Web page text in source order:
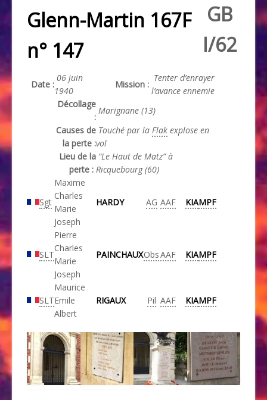
Glenn-Martin 167F
n° 147
GB
I/62
Date :
06 juin
1940
Mission :
Tenter d’enrayer
l’avance ennemie
Décollage
:
Marignane (13)
Causes de
la perte :
Touché par la Flak explose en
vol
Lieu de la
perte :
“Le Haut de Matz” à
Ricquebourg (60)
Sgt
Maxime
Charles
Marie
Joseph
HARDY AG AAF KIAMPF
SLT
Pierre
Charles
Marie
Joseph
PAINCHAUXObsAAF KIAMPF
SLT
Maurice
Emile
Albert
RIGAUX Pil AAF KIAMPF